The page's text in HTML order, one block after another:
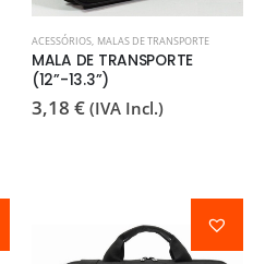
ACESSÓRIOS, MALAS DE TRANSPORTE
MALA DE TRANSPORTE
(12”-13.3”)
3,18 € (IVA Incl.)